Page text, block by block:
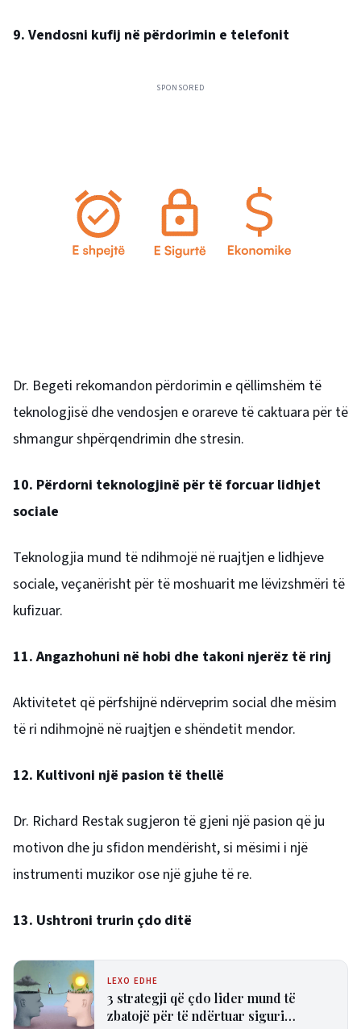
9. Vendosni kufij në përdorimin e telefonit
SPONSORED
Dr. Begeti rekomandon përdorimin e qëllimshëm të
teknologjisë dhe vendosjen e orareve të caktuara për të
shmangur shpërqendrimin dhe stresin.
10. Përdorni teknologjinë për të forcuar lidhjet
sociale
Teknologjia mund të ndihmojë në ruajtjen e lidhjeve
sociale, veçanërisht për të moshuarit me lëvizshmëri të
kufizuar.
11. Angazhohuni në hobi dhe takoni njerëz të rinj
Aktivitetet që përfshijnë ndërveprim social dhe mësim
të ri ndihmojnë në ruajtjen e shëndetit mendor.
12. Kultivoni një pasion të thellë
Dr. Richard Restak sugjeron të gjeni një pasion që ju
motivon dhe ju sfidon mendërisht, si mësimi i një
instrumenti muzikor ose një gjuhe të re.
13. Ushtroni trurin çdo ditë
LEXO EDHE
3 strategji që çdo lider mund të
zbatojë për të ndërtuar siguri